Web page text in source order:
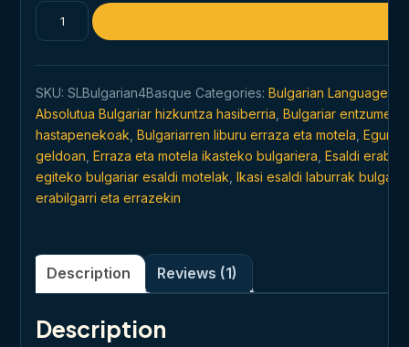
on
customer
rating
Hasiberrientzako
bulgariar
quantity
SKU: SLBulgarian4Basque Categories: Bulgarian Language
Absolutua Bulgariar hizkuntza hasiberria Bulgariar entzumen
hastapenekoak Bulgariarren liburu erraza eta motela
geldoan Erraza eta motela ikasteko bulgariera Esaldi
egiteko bulgariar esaldi motelak Ikasi esaldi laburrak
erabilgarri eta errazekin
Description Reviews (1)
Description